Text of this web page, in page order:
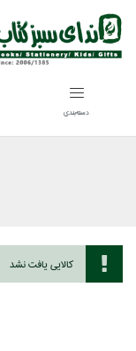
دسته‌بندي
كالايي يافت نشد